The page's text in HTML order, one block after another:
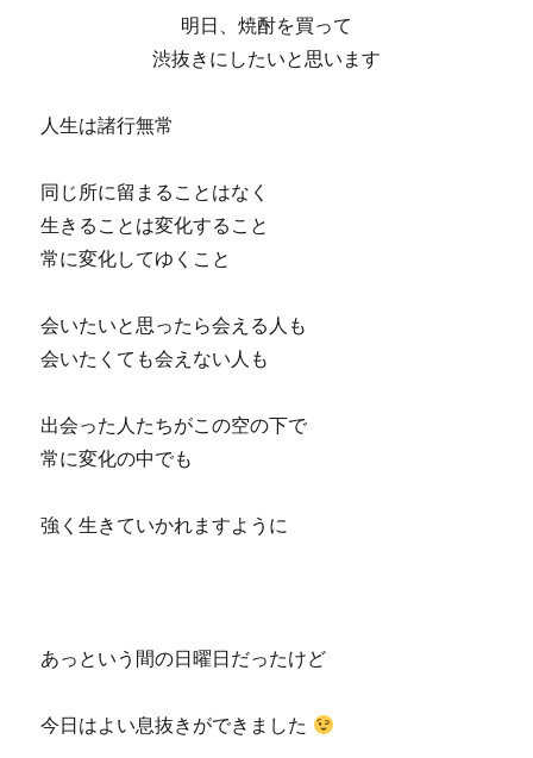
明日、焼酎を買って
渋抜きにしたいと思います
人生は諸行無常
同じ所に留まることはなく
生きることは変化すること
常に変化してゆくこと
会いたいと思ったら会える人も
会いたくても会えない人も
出会った人たちがこの空の下で
常に変化の中でも
強く生きていかれますように
あっという間の日曜日だったけど
今日はよい息抜きができました